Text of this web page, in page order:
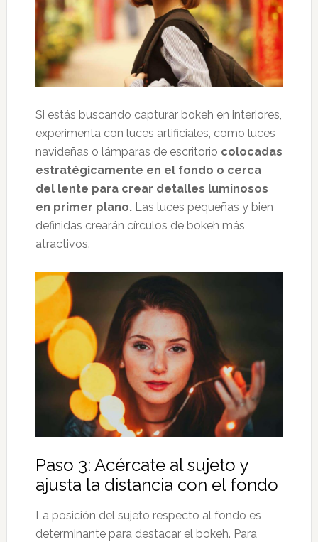
Si estás buscando capturar bokeh en interiores,
experimenta con luces artificiales, como luces
navideñas o lámparas de escritorio colocadas
estratégicamente en el fondo o cerca
del lente para crear detalles luminosos
en primer plano.Las luces pequeñas y bien
definidas crearán círculos de bokeh más
atractivos.
Paso 3: Acércate al sujeto y
ajusta la distancia con el fondo
La posición del sujeto respecto al fondo es
determinante para destacar el bokeh. Para